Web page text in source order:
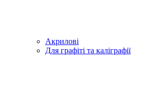
Акрилові
Для графіті та каліграфії